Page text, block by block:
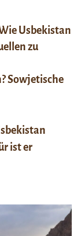
Usbekistan
zu
Sowjetische
ist er